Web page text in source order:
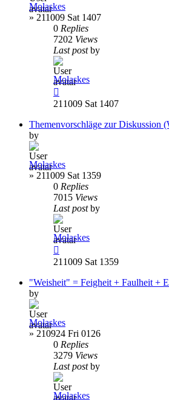
Molaskes
» 211009 Sat 1407
0 Replies
7202 Views
Last postby
Molaskes
211009 Sat 1407
Themenvorschläge zur Diskussion
by
Molaskes
» 211009 Sat 1359
0 Replies
7015 Views
Last postby
Molaskes
211009 Sat 1359
"Weisheit" = Feigheit + Faulheit +
by
Molaskes
» 210924 Fri 0126
0 Replies
3279 Views
Last postby
Molaskes